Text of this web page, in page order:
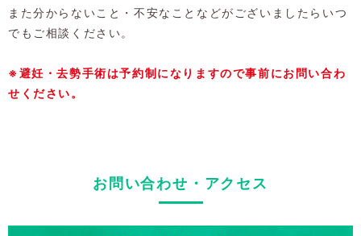
また分からないこと・不安なことなどがございましたらいつ
でもご相談ください。
※避妊・去勢手術は予約制になりますので事前にお問い合わ
せください。
お問い合わせ・アクセス